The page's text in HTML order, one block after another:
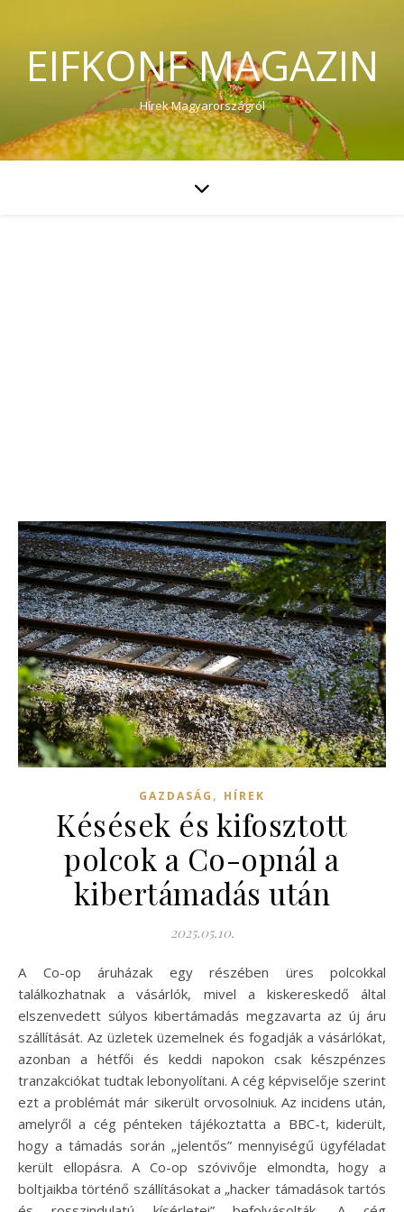
EIFKONF MAGAZIN
Hírek Magyarországról
GAZDASÁG , HÍREK
Késések és kifosztott
polcok a Co-opnál a
kibertámadás után
2025.05.10.
A Co-op áruházak egy részében üres polcokkal
találkozhatnak a vásárlók, mivel a kiskereskedő által
elszenvedett súlyos kibertámadás megzavarta az új áru
szállítását. Az üzletek üzemelnek és fogadják a vásárlókat,
azonban a hétfői és keddi napokon csak készpénzes
tranzakciókat tudtak lebonyolítani. A cég képviselője szerint
ezt a problémát már sikerült orvosolniuk. Az incidens után,
amelyről a cég pénteken tájékoztatta a BBC-t, kiderült,
hogy a támadás során „jelentős” mennyiségű ügyféladat
került ellopásra. A Co-op szóvivője elmondta, hogy a
boltjaikba történő szállításokat a „hacker támadások tartós